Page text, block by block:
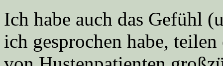
Ich habe auch das Gefühl
ich gesprochen habe,